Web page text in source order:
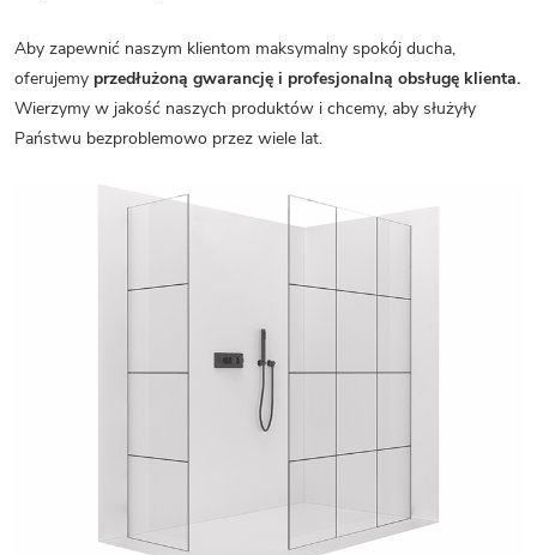
Aby zapewnić naszym klientom maksymalny spokój ducha,
oferujemy przedłużoną gwarancję i profesjonalną obsługę klienta.
Wierzymy w jakość naszych produktów i chcemy, aby służyły
Państwu bezproblemowo przez wiele lat.